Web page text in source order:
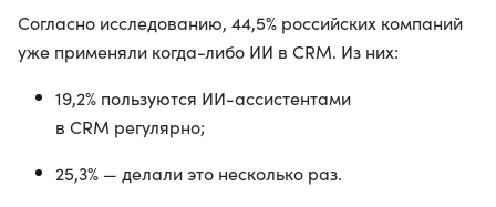
Согласно исследованию, 44,5% российских компаний
уже применяли когда-либо ИИ в CRM. Из них:
19,2% пользуются ИИ-ассистентами
в CRM регулярно;
25,3% — делали это несколько раз.